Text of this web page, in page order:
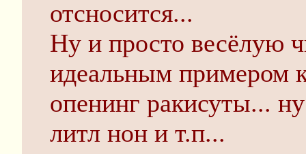
отсносится...
Ну и просто весёлую
идеальным примером
опенинг ракисуты...
литл нон и т.п...